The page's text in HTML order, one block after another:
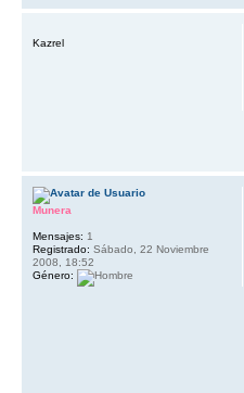
Kazrel
Munera
Mensajes: 1
Registrado: Sábado, 22 Noviembre
2008, 18:52
Género: